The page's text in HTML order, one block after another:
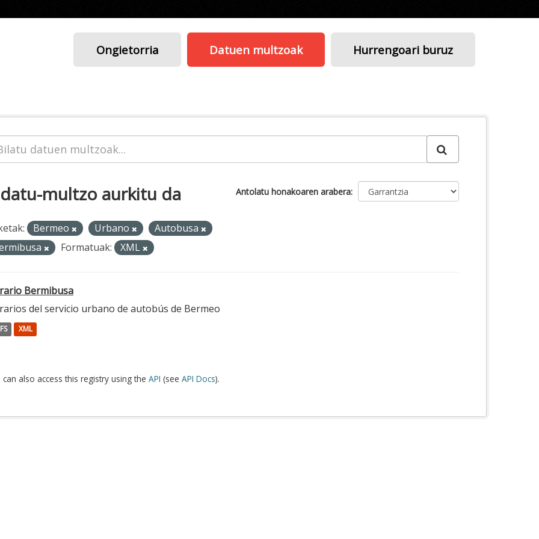
Ongietorria Datuen multzoak Hurrengoari buruz
Antolatu honakoaren arabera
multzo aurkitu da
Bermeo Urbano
Autobusa
Formatuak: XML
Bermibusa
del servicio urbano de autobús de Bermeo
XML
can also access this registry using the API (see API Docs).